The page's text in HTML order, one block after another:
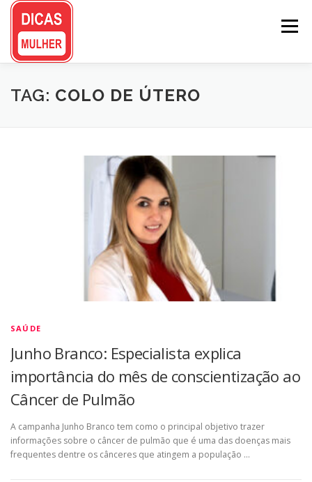
Pular
conteúdo
Menu
TAG: COLO DE ÚTERO
SAÚDE
Junho Branco: Especialista explica
importância do mês de conscientização ao
Câncer de Pulmão
A campanha Junho Branco tem como o principal objetivo trazer
informações sobre o câncer de pulmão que é uma das doenças mais
frequentes dentre os cânceres que atingem a população …